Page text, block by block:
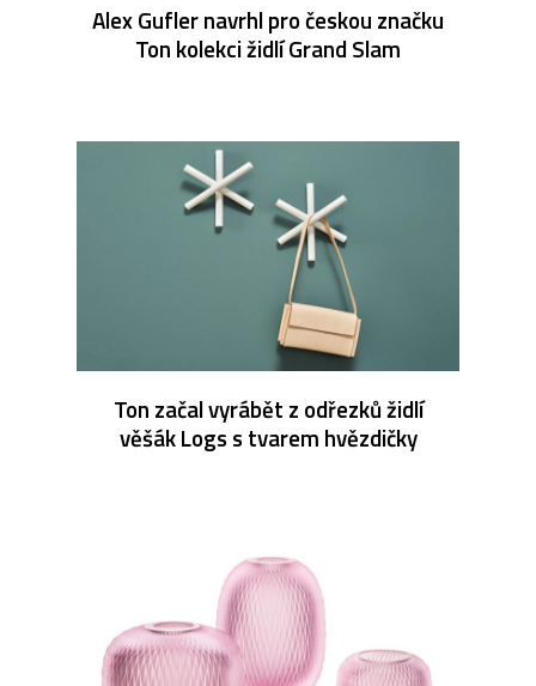
Alex Gufler navrhl pro českou značku
Ton kolekci židlí Grand Slam
Ton začal vyrábět z odřezků židlí
věšák Logs s tvarem hvězdičky